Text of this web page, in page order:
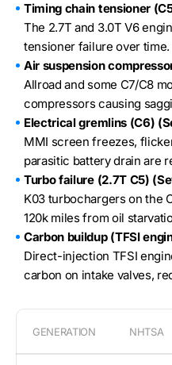
Timing chain tensioner
The 2.7T and 3.0T V6
tensioner failure over time.
Air suspension
Allroad and some C7/C8
compressors causing
Electrical gremlins (C6)
MMI screen freezes,
parasitic battery drain are
Turbo failure (2.7T C5)
K03 turbochargers on the
120k miles from oil
Carbon buildup (TFSI
Direct-injection TFSI
carbon on intake valves,
GENERATION NHTSA